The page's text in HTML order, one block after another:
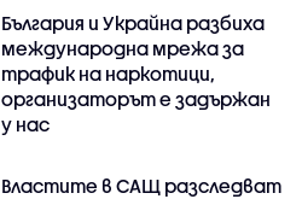
България и Украйна разбиха
международна мрежа за
трафик на наркотици,
организаторът е задържан
у нас
Властите в САЩ разследват